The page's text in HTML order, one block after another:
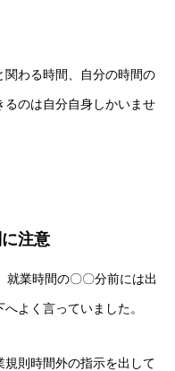
関わる時間、自分の時間の
のは自分自身しかいませ
注意
就業時間の〇〇分前には出
よく言っていました。
規則時間外の指示を出して